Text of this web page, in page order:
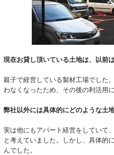
現在お貸し頂いている土地は、以前
親子で経営している製材工場でした
わなくなったため、その後の利活用
弊社以外には具体的にどのような土
実は他にもアパート経営をしていて
と考えていました。しかし、具体的
んでした。